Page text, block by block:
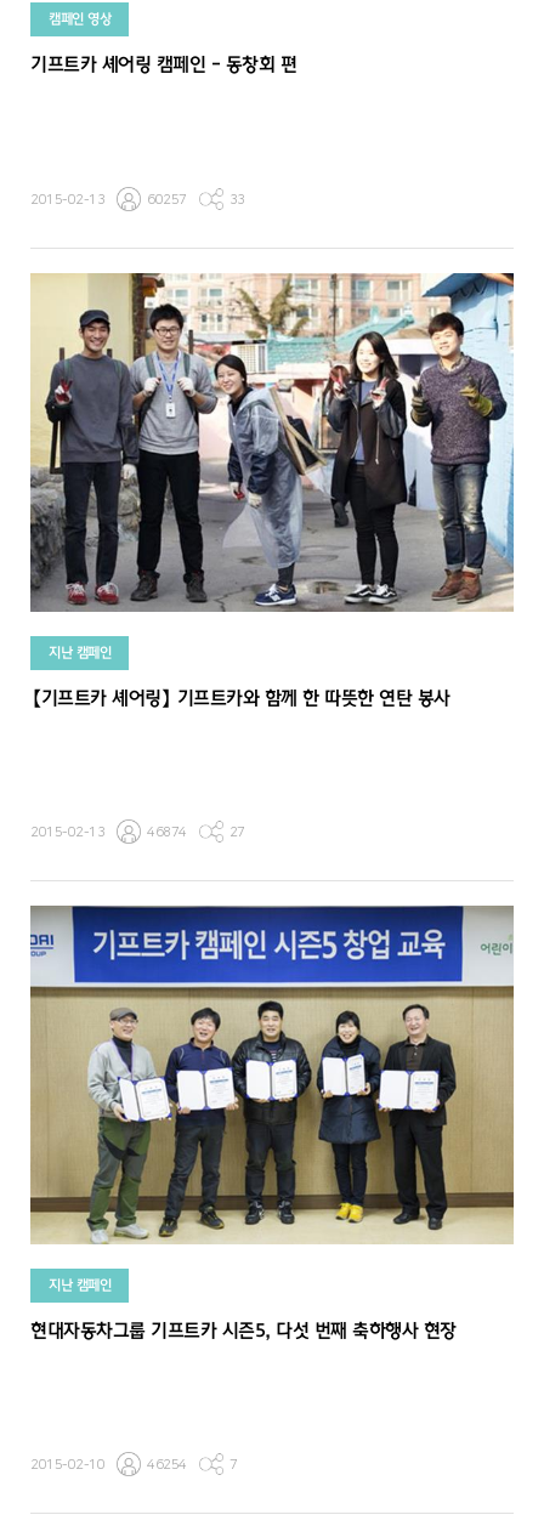
캠페인 영상
기프트카 셰어링 캠페인 - 동창회 편
2015-02-13 60257 33
지난 캠페인
【기프트카 셰어링】 기프트카와 함께 한 따뜻한 연탄 봉사
2015-02-13 46874 27
지난 캠페인
현대자동차그룹 기프트카 시즌5, 다섯 번째 축하행사 현장
2015-02-10 46254 7